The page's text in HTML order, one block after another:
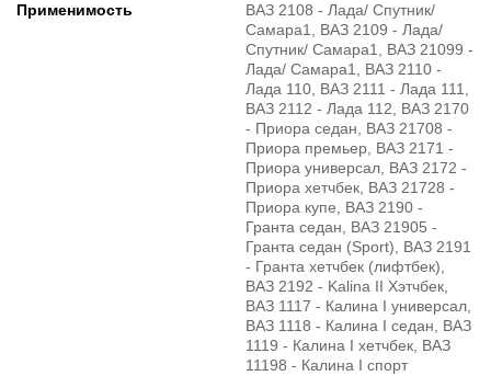
Применимость
ВАЗ 2108 - Лада/ Спутник/
Самара1, ВАЗ 2109 - Лада/
Спутник/ Самара1, ВАЗ 21099 -
Лада/ Самара1, ВАЗ 2110 -
Лада 110, ВАЗ 2111 - Лада 111,
ВАЗ 2112 - Лада 112, ВАЗ 2170
- Приора седан, ВАЗ 21708 -
Приора премьер, ВАЗ 2171 -
Приора универсал, ВАЗ 2172 -
Приора хетчбек, ВАЗ 21728 -
Приора купе, ВАЗ 2190 -
Гранта седан, ВАЗ 21905 -
Гранта седан (Sport), ВАЗ 2191
- Гранта хетчбек (лифтбек),
ВАЗ 2192 - Kalina II Хэтчбек,
ВАЗ 1117 - Калина I универсал,
ВАЗ 1118 - Калина I седан, ВАЗ
1119 - Калина I хетчбек, ВАЗ
11198 - Калина I спорт